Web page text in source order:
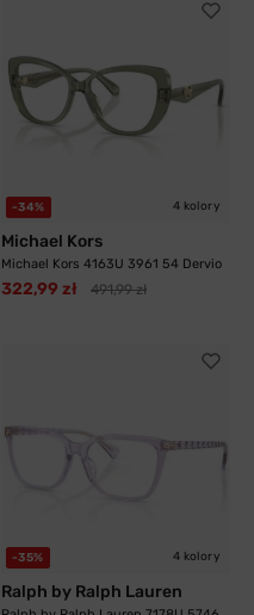
-34% 4 kolory
Michael Kors
Michael Kors 4163U 3961 54 Dervio
322,99 zł 491,99 zł
-35% 4 kolory
Ralph by Ralph Lauren